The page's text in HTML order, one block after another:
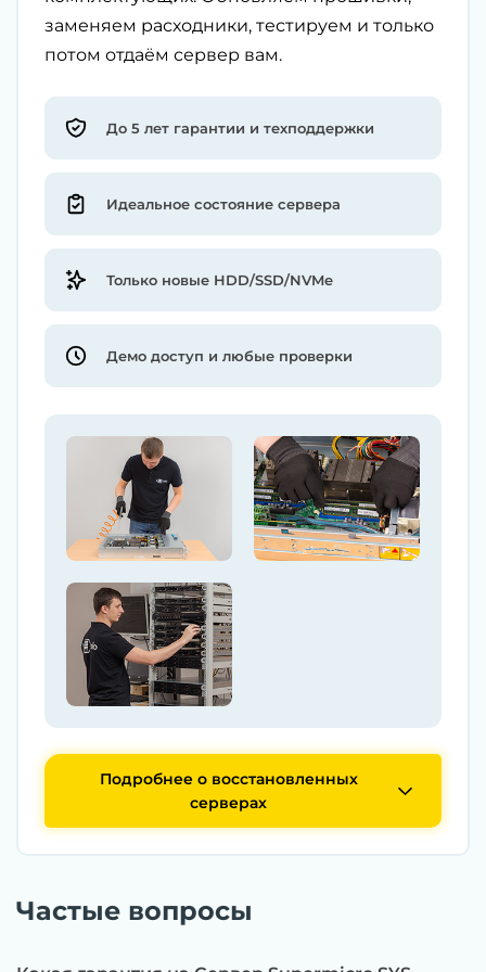
заменяем расходники, тестируем и только
потом отдаём сервер вам.
До 5 лет гарантии и техподдержки
Идеальное состояние сервера
Только новые HDD/SSD/NVMe
Демо доступ и любые проверки
Подробнее о восстановленных
серверах
Частые вопросы